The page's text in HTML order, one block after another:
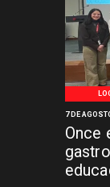
Once
7 DE